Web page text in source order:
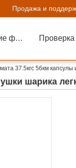
Продажа и
Путешествие фабрики
37.5кгс 56км капсулы
шарика